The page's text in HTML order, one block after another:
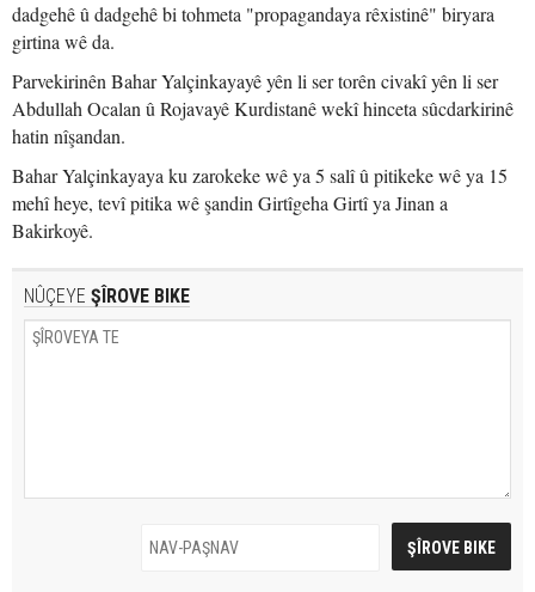
dadgehê û dadgehê bi tohmeta "propagandaya rêxistinê" biryara
girtina wê da.
Parvekirinên Bahar Yalçinkayayê yên li ser torên civakî yên li ser
Abdullah Ocalan û Rojavayê Kurdistanê wekî hinceta sûcdarkirinê
hatin nîşandan.
Bahar Yalçinkayaya ku zarokeke wê ya 5 salî û pitikeke wê ya 15
mehî heye, tevî pitika wê şandin Girtîgeha Girtî ya Jinan a
Bakirkoyê.
NÛÇEYE ŞÎROVE BIKE